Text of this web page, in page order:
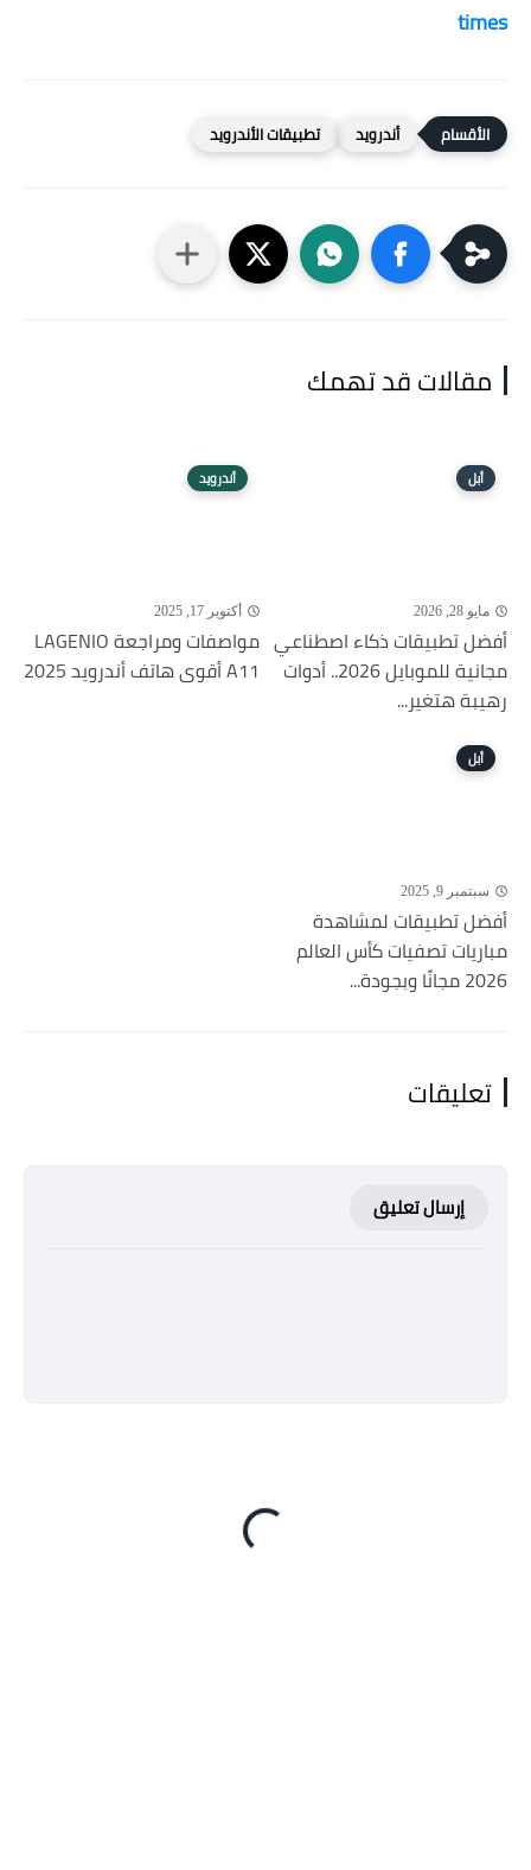
times
أندرويد تطبيقات الأندرويد
مقالات قد تهمك
أبل
مايو 28, 2026
أفضل تطبيقات ذكاء اصطناعي
مجانية للموبايل 2026.. أدوات
رهيبة هتغير...
أندرويد
أكتوبر 17, 2025
مواصفات ومراجعة LAGENIO
A11 أقوى هاتف أندرويد 2025
أبل
سبتمبر 9, 2025
أفضل تطبيقات لمشاهدة
مباريات تصفيات كأس العالم
2026 مجانًا وبجودة...
تعليقات
إرسال تعليق